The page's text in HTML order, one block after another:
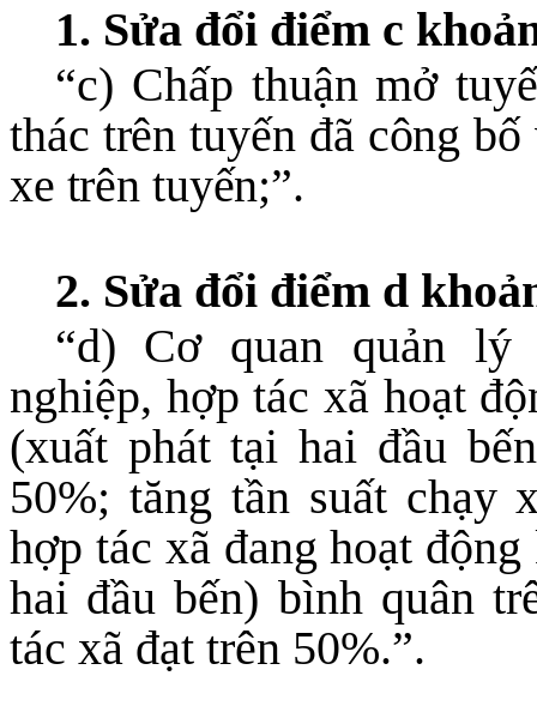
1. Sửa đổi điểm c
“c) Chấp thuận mở
thác trên tuyến đã công
xe trên tuyến;”.
2. Sửa đổi điểm d
“d) Cơ quan quản lý
nghiệp, hợp tác xã hoạt
(xuất phát tại hai đầu
50%; tăng tần suất chạy
hợp tác xã đang hoạt
hai đầu bến) bình quân
tác xã đạt trên 50%.”.